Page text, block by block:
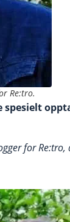
Re:tro.
for